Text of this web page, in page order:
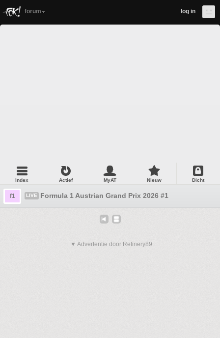
forum log in
Index Actief MyAT Nieuw Dicht
f1 LIVE Formula 1 Austrian Grand Prix 2026 #1
▼ Advertentie door Refinery89